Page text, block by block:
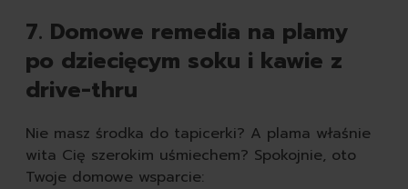
7. Domowe remedia na plamy
po dziecięcym soku i kawie z
drive-thru
Nie masz środka do tapicerki? A plama właśnie
wita Cię szerokim uśmiechem? Spokojnie, oto
Twoje domowe wsparcie: